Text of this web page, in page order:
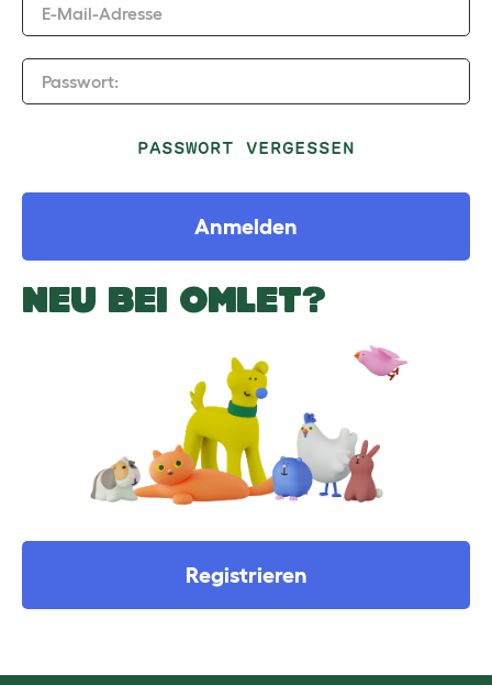
E-Mail-Adresse
Passwort:
PASSWORT VERGESSEN
Anmelden
NEU BEI OMLET?
Registrieren